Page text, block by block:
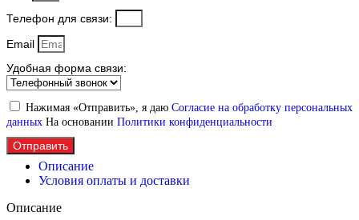
Телефон для связи:
Email
Удобная форма связи:
Нажимая «Отправить», я даю Согласие на обработку персональных
данных На основании Политики конфиденциальности
Отправить
Описание
Условия оплаты и доставки
Описание